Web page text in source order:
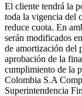
El cliente tendrá la
toda la vigencia del
reduce cuota. En
serán modificados
de amortización del
aprobación de la
cumplimiento de la
Colombia S.A
Superintendencia